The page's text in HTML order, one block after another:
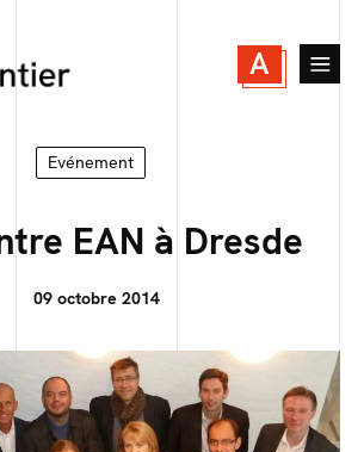
A
Evénement
EAN à Dresde
09 octobre 2014